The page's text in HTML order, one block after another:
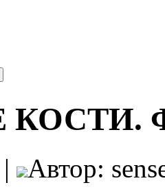
Автор: